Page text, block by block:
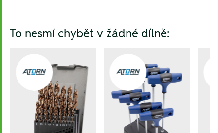
To nesmí chybět v žádné dílně: